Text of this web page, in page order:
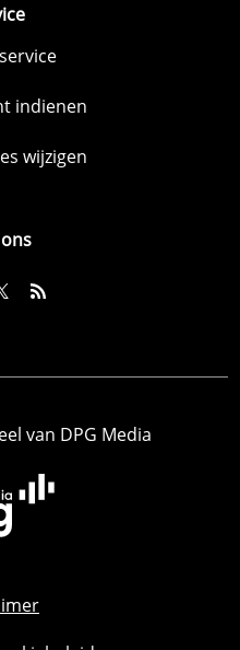
indienen
wijzigen
van DPG Media